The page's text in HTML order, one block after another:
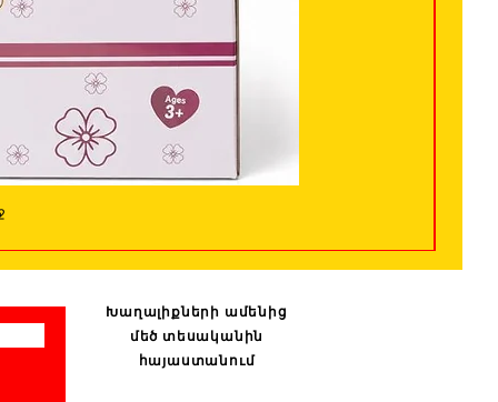
Խաղալիքների ամենից
մեծ տեսականին
հայաստանում